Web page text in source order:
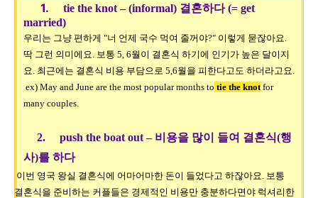
1. tie the knot – (informal) 결혼하다(= get
married)
우리는 그냥 편하게 "너 언제 국수 먹여 줄꺼야?" 이렇게 묻잖아요.
딱 그런 의미에요. 보통 5, 6월이 결혼식 하기에 인기가 높은 달이지
요. 최근에는 결혼식 비용 부담으로 5,6월을 피한다고도 하더라고요.
ex) May and June are the most popular months to tie the knotfor
many couples.
2. push the boat out – 비용을 많이 들여 결혼식(행
사)를 하다
이번 영국 왕실 결혼식에 어마어마한 돈이 들었다고 하잖아요.보통
결혼식을 준비하는 커플들은 경제적인 비용만 충분하다면야 럭셔리한